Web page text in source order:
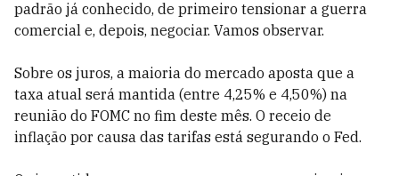
padrão já conhecido, de primeiro tensionar a guerra
comercial e, depois, negociar. Vamos observar.
Sobre os juros, a maioria do mercado aposta que a
taxa atual será mantida (entre 4,25% e 4,50%) na
reunião do FOMC no fim deste mês. O receio de
inflação por causa das tarifas está segurando o Fed.